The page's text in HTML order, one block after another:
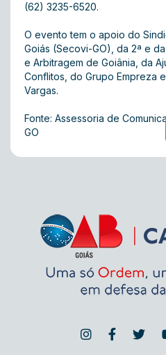
(62) 3235-6520.
O evento tem o apoio do
Goiás (Secovi-GO), da 2ª e
e Arbitragem de Goiânia, da
Conflitos, do Grupo Empreza
Vargas.
Fonte: Assessoria de
GO